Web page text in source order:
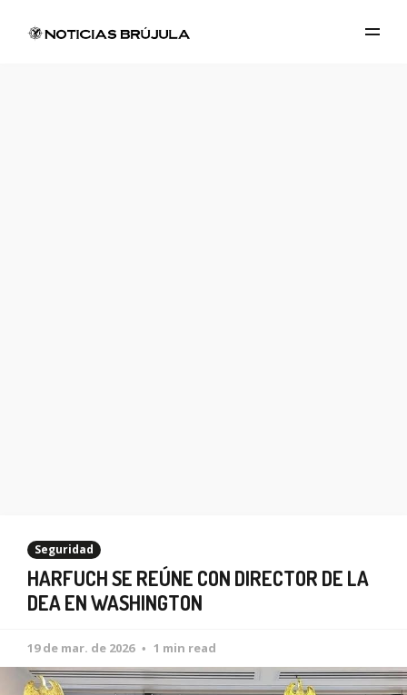
Seguridad
HARFUCH SE REÚNE CON DIRECTOR DE LA
DEA EN WASHINGTON
19 de mar. de 2026 1 min read